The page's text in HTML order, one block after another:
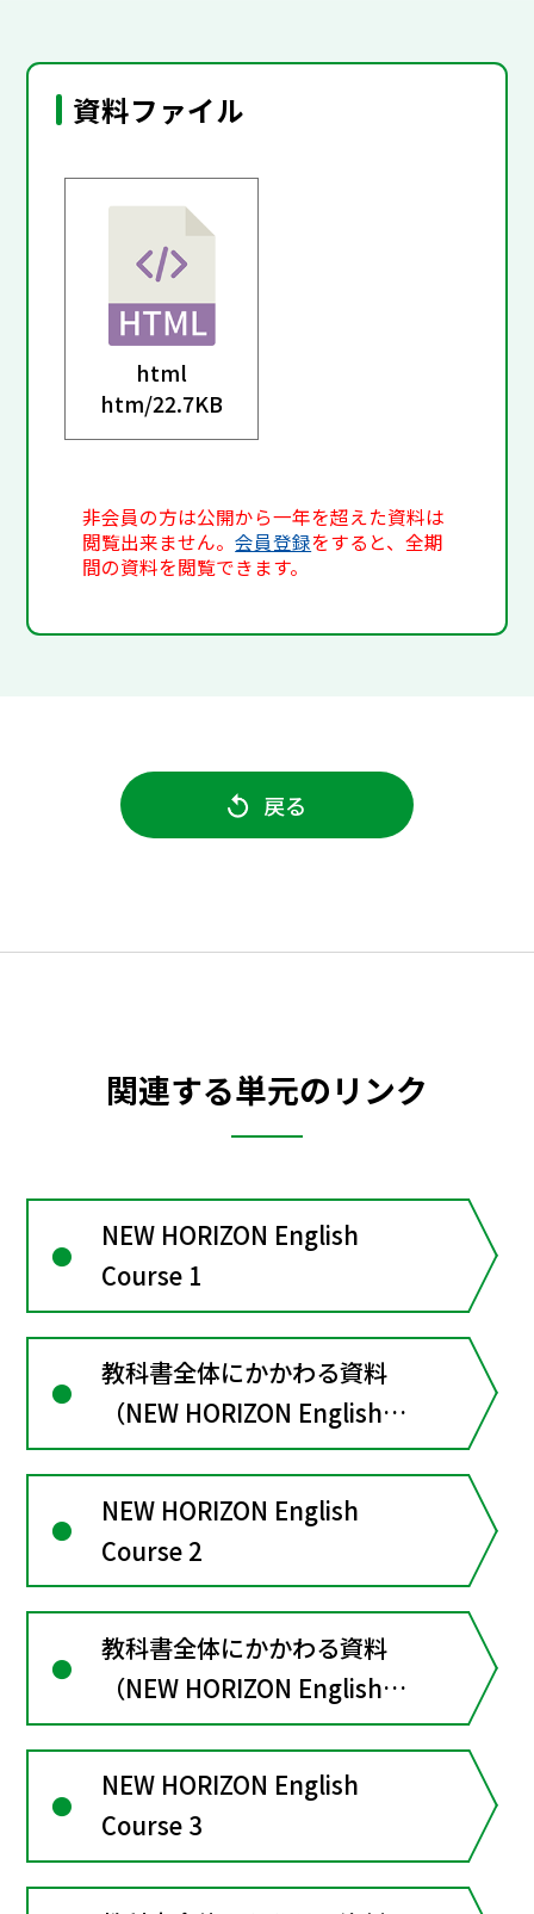
資料ファイル
html
htm/22.7KB
非会員の方は公開から一年を超えた資料は
閲覧出来ません。会員登録をすると、全期
間の資料を閲覧できます。
戻る
関連する単元のリンク
NEW HORIZON English
Course 1
教科書全体にかかわる資料
（NEW HORIZON English
Course１）
NEW HORIZON English
Course 2
教科書全体にかかわる資料
（NEW HORIZON English
Course２）
NEW HORIZON English
Course 3